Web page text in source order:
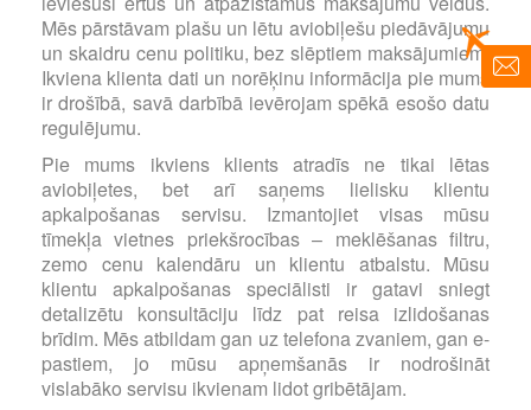
Mēs pārstāvam plašu un lētu aviobiļešu piedāvājumu
un skaidru cenu politiku, bez slēptiem maksājumiem.
Ikviena klienta dati un norēķinu informācija pie mums
ir drošībā, savā darbībā ievērojam spēkā esošo datu
regulējumu.
Pie mums ikviens klients atradīs ne tikai lētas
aviobiļetes, bet arī saņems lielisku klientu
apkalpošanas servisu. Izmantojiet visas mūsu
tīmekļa vietnes priekšrocības – meklēšanas filtru,
zemo cenu kalendāru un klientu atbalstu. Mūsu
klientu apkalpošanas speciālisti ir gatavi sniegt
detalizētu konsultāciju līdz pat reisa izlidošanas
brīdim. Mēs atbildam gan uz telefona zvaniem, gan e-
pastiem, jo mūsu apņemšanās ir nodrošināt
vislabāko servisu ikvienam lidot gribētājam.